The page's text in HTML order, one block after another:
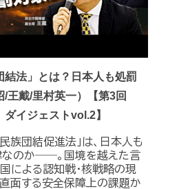
結法」とは？日本人も処罰
王戴/里村英一）【第3回
ダイジェストvol.2】
族団結促進法」は、日本人も
なのか――。国境を越えた言
による認知戦・核戦略の現
面する安全保障上の課題か